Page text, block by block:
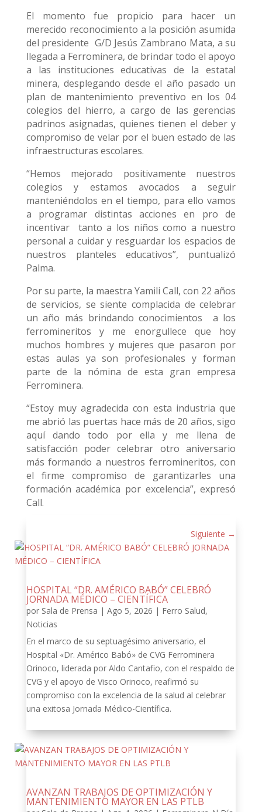
El momento fue propicio para hacer un
merecido reconocimiento a la posición asumida
del presidente G/D Jesús Zambrano Mata, a su
llegada a Ferrominera, de brindar todo el apoyo
a las instituciones educativas de la estatal
minera, desplegando desde el año pasado un
plan de mantenimiento preventivo en los 04
colegios del hierro, a cargo de las gerencias
padrinos asignadas, quienes tienen el deber y
compromiso de velar por el buen estado de las
infraestructuras escolares.
“Hemos mejorado positivamente nuestros
colegios y estamos avocados a seguir
manteniéndolos en el tiempo, para ello vamos
a programar distintas acciones en pro de
incentivar tanto a los niños como a nuestro
personal a cuidar y resguardar los espacios de
nuestros planteles educativos”, puntualizó
Palma.
Por su parte, la maestra Yamili Call, con 22 años
de servicios, se siente complacida de celebrar
un año más brindando conocimientos a los
ferromineritos y me enorgullece que hoy
muchos hombres y mujeres que pasaron por
estas aulas ya son profesionales y forman
parte de la nómina de esta gran empresa
Ferrominera.
“Estoy muy agradecida con esta industria que
me abrió las puertas hace más de 20 años, sigo
aquí dando todo por ella y me llena de
satisfacción poder celebrar otro aniversario
más formando a nuestros ferromineritos, con
el firme compromiso de garantizarles una
formación académica por excelencia”, expresó
Call.
Siguiente →
HOSPITAL “DR. AMÉRICO BABÓ” CELEBRÓ
JORNADA MÉDICO – CIENTÍFICA
por Sala de Prensa | Ago 5, 2026 | Ferro Salud,
Noticias
En el marco de su septuagésimo aniversario, el
Hospital «Dr. Américo Babó» de CVG Ferrominera
Orinoco, liderada por Aldo Cantafio, con el respaldo de
CVG y el apoyo de Visco Orinoco, reafirmó su
compromiso con la excelencia de la salud al celebrar
una exitosa Jornada Médico-Científica.
AVANZAN TRABAJOS DE OPTIMIZACIÓN Y
MANTENIMIENTO MAYOR EN LAS PTLB